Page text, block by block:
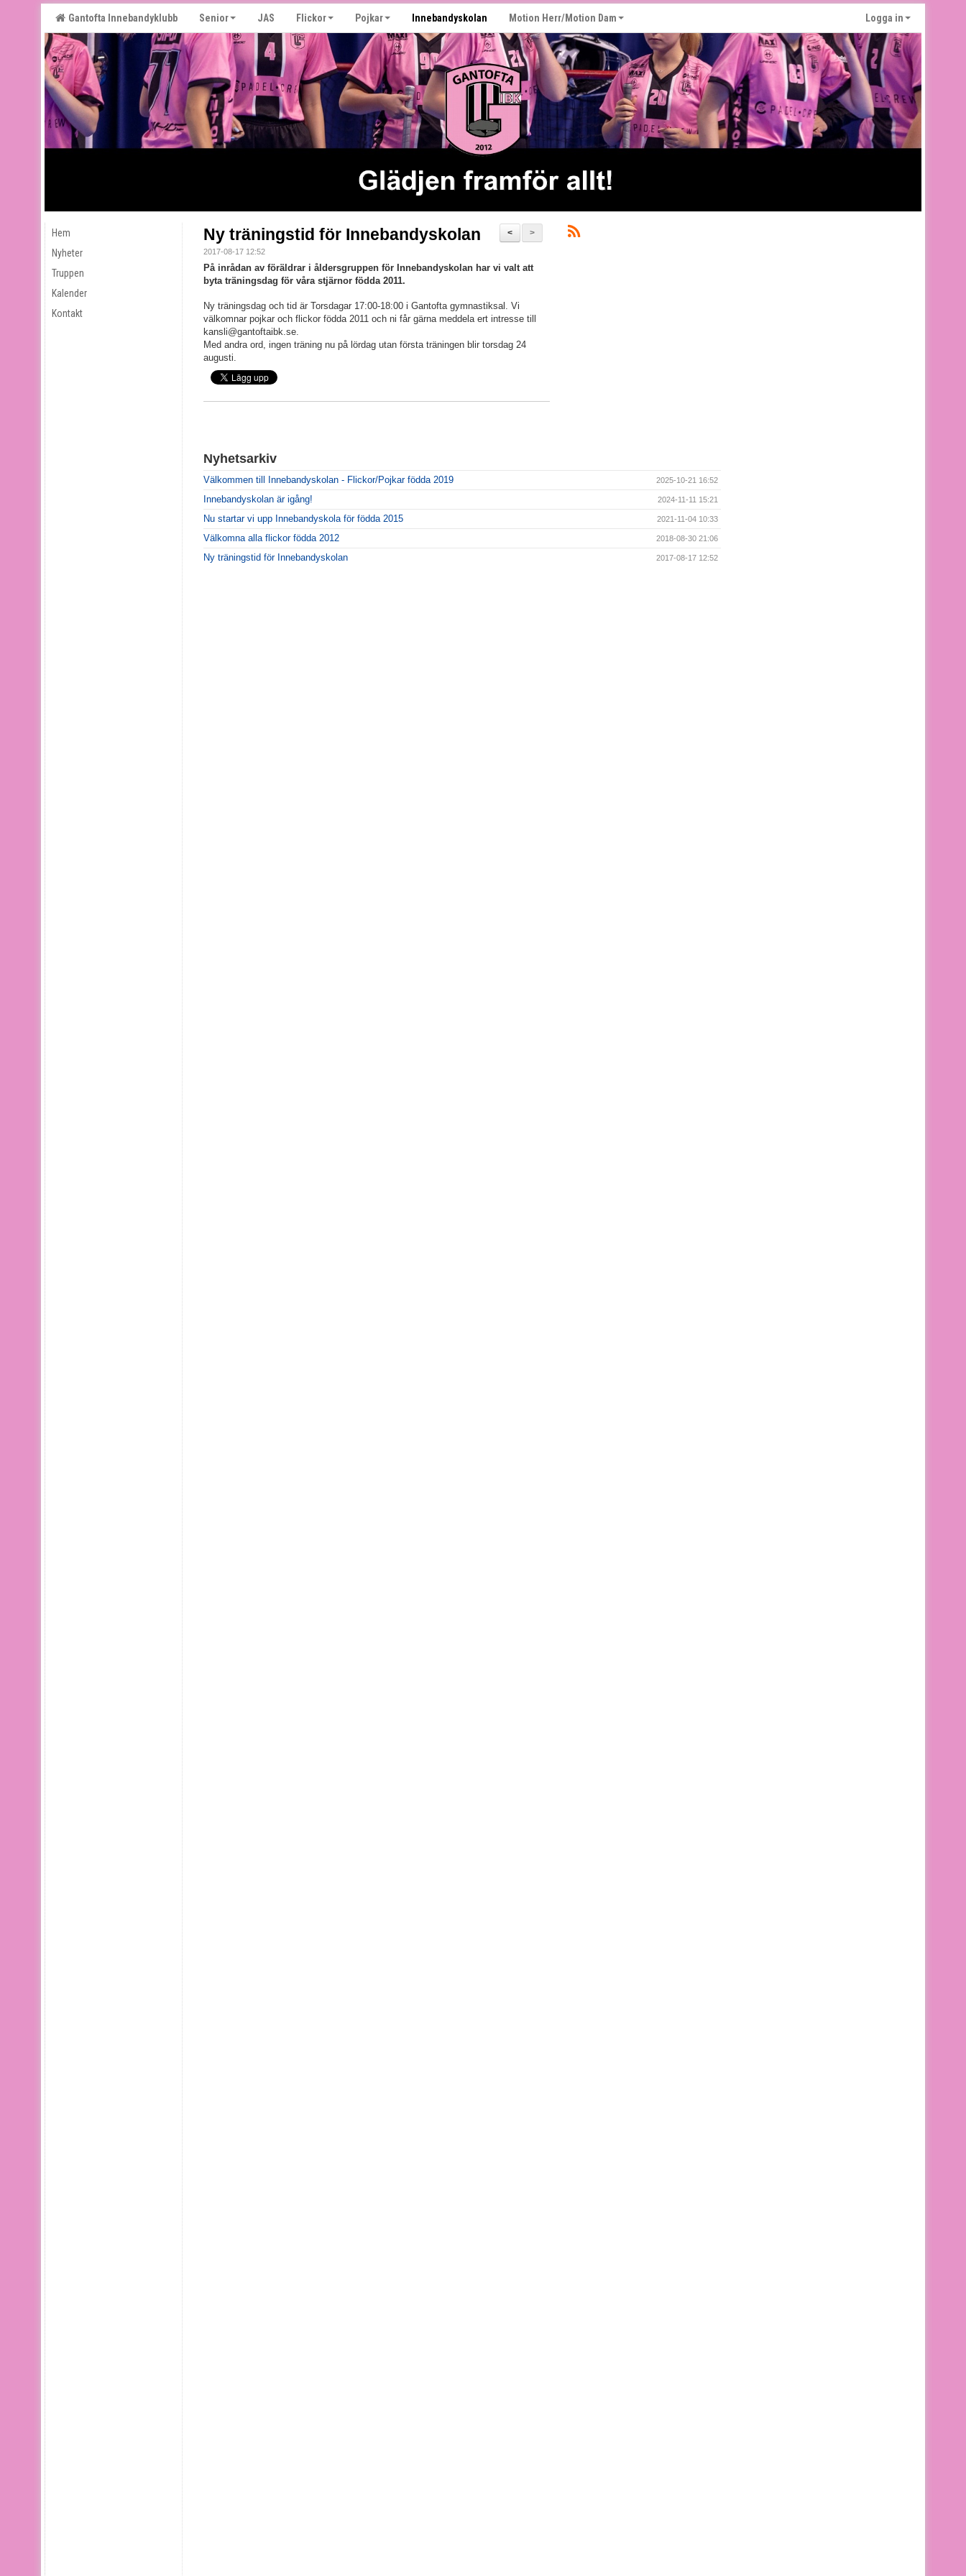
Gantofta Innebandyklubb Senior JAS Flickor Pojkar Innebandyskolan Motion Herr/Motion Dam Logga in
Hem
Nyheter
Truppen
Kalender
Kontakt
>
<
Ny träningstid för Innebandyskolan
2017-08-17 12:52
På inrådan av föräldrar i åldersgruppen för Innebandyskolan har vi valt att
byta träningsdag för våra stjärnor födda 2011.
Ny träningsdag och tid är Torsdagar 17:00-18:00 i Gantofta gymnastiksal. Vi
välkomnar pojkar och flickor födda 2011 och ni får gärna meddela ert intresse till
kansli@gantoftaibk.se.
Med andra ord, ingen träning nu på lördag utan första träningen blir torsdag 24
augusti.
Nyhetsarkiv
Välkommen till Innebandyskolan - Flickor/Pojkar födda 2019 2025-10-21 16:52
Innebandyskolan är igång! 2024-11-11 15:21
Nu startar vi upp Innebandyskola för födda 2015 2021-11-04 10:33
Välkomna alla flickor födda 2012 2018-08-30 21:06
Ny träningstid för Innebandyskolan 2017-08-17 12:52